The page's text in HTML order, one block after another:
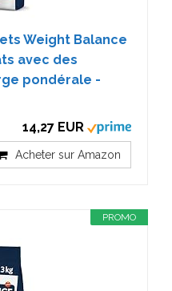
Weight Balance
avec des
pondérale -
14,27 EUR
Acheter sur Amazon
PROMO